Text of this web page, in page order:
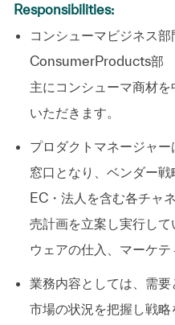
Responsibilities:
コンシューマビジネス
ConsumerProducts部
主にコンシューマ商材
いただきます。
プロダクトマネージャ
窓口となり、ベンダー戦
EC・法人を含む各チャ
売計画を立案し実行し
ウェアの仕入、マーケテ
業務内容としては、需要
市場の状況を把握し戦